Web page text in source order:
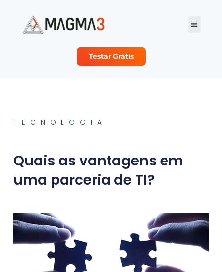
Testar Grátis
TECNOLOGIA
Quais as vantagens em
uma parceria de TI?